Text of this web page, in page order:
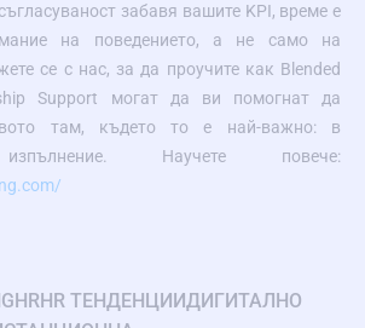
забавя вашите KPI, време е
на поведението, а не само на
се с нас, за да проучите как Blended
Support могат да ви помогнат да
там, където то е най-важно: в
Научете повече:
HRHR ТЕНДЕНЦИИДИГИТАЛНО